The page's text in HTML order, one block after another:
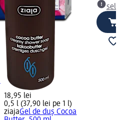
18,95 lei
0,5 l (37,90 lei pe 1 l)
ziajaGel de duș Cocoa